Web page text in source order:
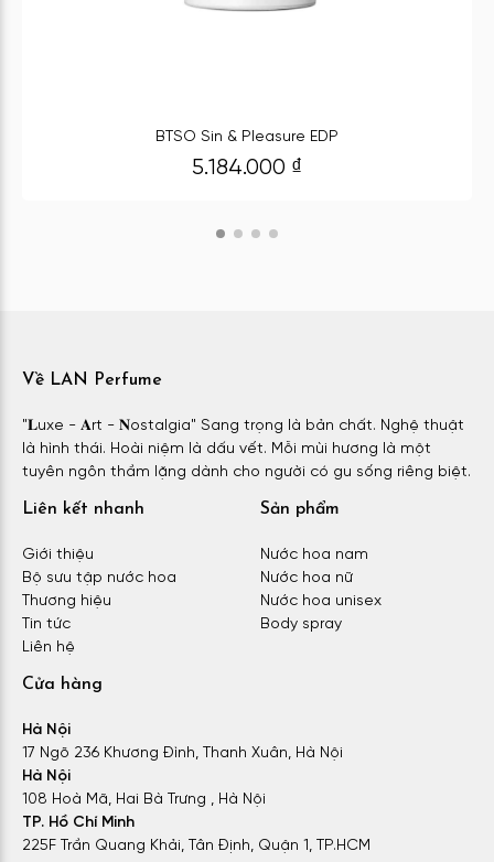
BTSO Sin & Pleasure EDP
5.184.000 ₫
Về LAN Perfume
"𝐋uxe - 𝐀rt - 𝐍ostalgia" Sang trọng là bản chất. Nghệ thuật
là hình thái. Hoài niệm là dấu vết. Mỗi mùi hương là một
tuyên ngôn thầm lặng dành cho người có gu sống riêng biệt.
Liên kết nhanh
Giới thiệu
Bộ sưu tập nước hoa
Thương hiệu
Tin tức
Liên hệ
Sản phẩm
Nước hoa nam
Nước hoa nữ
Nước hoa unisex
Body spray
Cửa hàng
Hà Nội
17 Ngõ 236 Khương Đình, Thanh Xuân, Hà Nội
Hà Nội
108 Hoà Mã, Hai Bà Trưng , Hà Nội
TP. Hồ Chí Minh
225F Trần Quang Khải, Tân Định, Quận 1, TP.HCM